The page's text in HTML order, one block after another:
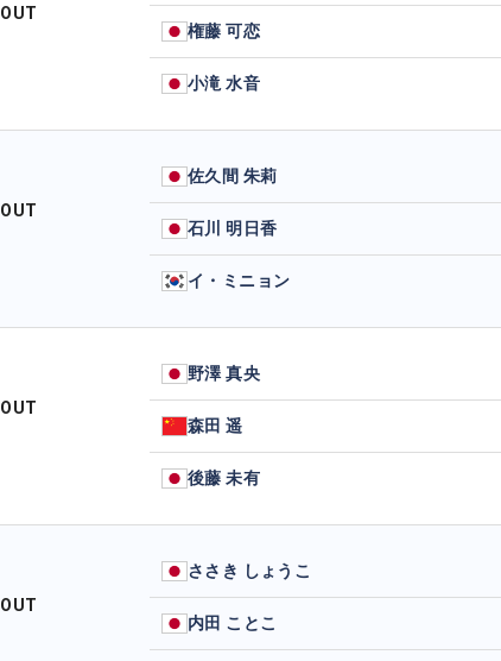
OUT
権藤 可恋
小滝 水音
OUT
佐久間 朱莉
石川 明日香
イ・ミニョン
OUT
野澤 真央
森田 遥
後藤 未有
OUT
ささき しょうこ
内田 ことこ